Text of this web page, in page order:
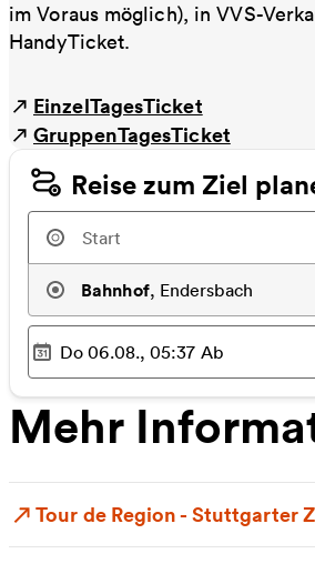
im Voraus möglich), in VVS-
HandyTicket.
EinzelTagesTicket
GruppenTagesTicket
Reise zum Ziel
Bahnhof, Endersbach
Ausgewählter Zeitpunkt
Do 06.08., 05:37 Ab
Mehr
Tour de Region - Stuttgarter